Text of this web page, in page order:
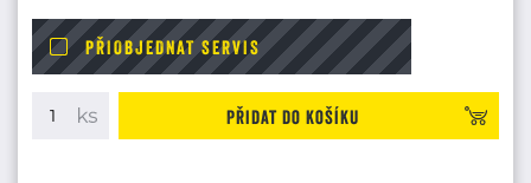
PŘIOBJEDNAT SERVIS
Přidat do košíku